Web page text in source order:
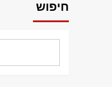
חיפוש